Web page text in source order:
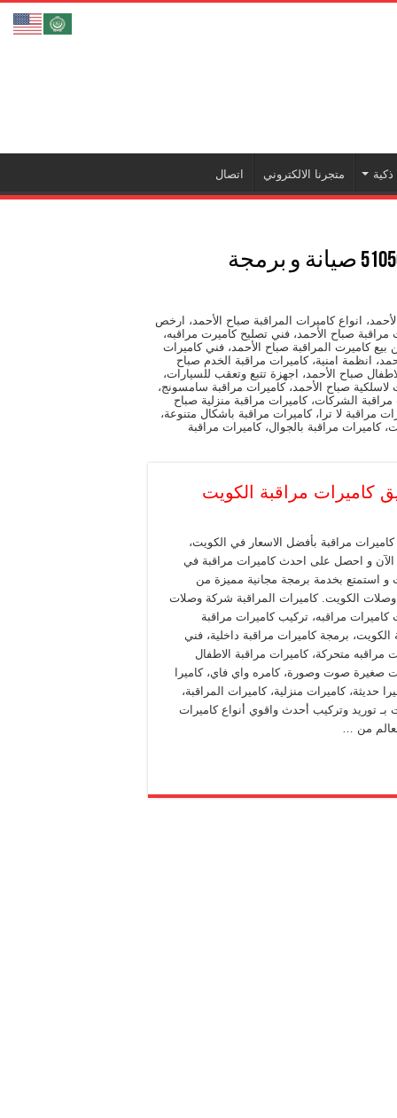
ذكية متجرنا الالكتروني اتصال
فني كاميرات مراقبة صباح الاحمد 51050078 صيانة و برمجة
انواع كاميرات المراقبة صباح الأحمد، ارخص
صباح الأحمد، فني تصليح كاميرت مراقبه،
بيع كاميرت المراقبة صباح الأحمد، فني كاميرات
انظمة امنية، كاميرات مراقبة الخدم صباح
صباح الأحمد، اجهزة تتبع وتعقب للسيارات،
لاسلكية صباح الأحمد، كاميرات مراقبة سامسونج،
الشركات، كاميرات مراقبة منزلية صباح
مراقبة لا ترا، كاميرات مراقبة باشكال متنوعة،
كاميرات مراقبة بالجوال، كاميرات مراقبة
مراقبة بأفضل الاسعار في الكويت،
و احصل على احدث كاميرات مراقبة في
و استمتع بخدمة برمجة مجانية مميزة من
الكويت. كاميرات المراقبة شركة وصلات
كاميرات مراقبه، تركيب كاميرات مراقبة
الكويت، برمجة كاميرات مراقبة داخلية، فني
مراقبه متحركة، كاميرات مراقبة الاطفال
صغيرة صوت وصورة، كامره واي فاي، كاميرا
حديثة، كاميرات منزلية، كاميرات المراقبة،
توريد وتركيب أحدث واقوي أنواع كاميرات
من …